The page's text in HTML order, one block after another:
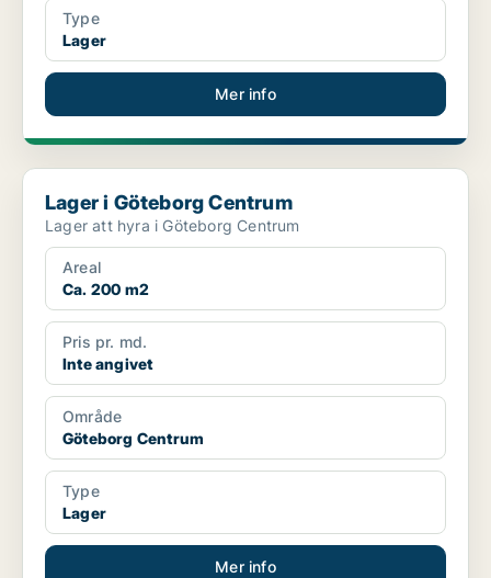
Type
Lager
Mer info
Lager i Göteborg Centrum
Lager i Göteborg Centrum
Lager att hyra i Göteborg Centrum
Areal
Ca. 200 m2
Pris pr. md.
Inte angivet
Område
Göteborg Centrum
Type
Lager
Mer info